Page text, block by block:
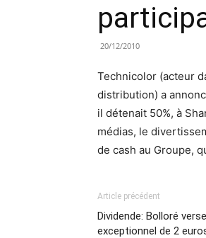
20/12/2010
Technicolor (acteur
distribution) a
il détenait 50%, à
médias, le
de cash au Groupe,
Article précédent
Dividende: Bolloré
exceptionnel de 2